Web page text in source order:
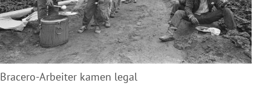
Bracero-Arbeiter kamen legal